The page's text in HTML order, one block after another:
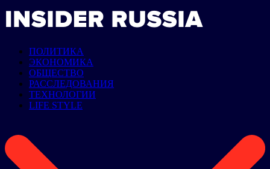
ПОЛИТИКА
ЭКОНОМИКА
ОБЩЕСТВО
РАССЛЕДОВАНИЯ
ТЕХНОЛОГИИ
LIFE STYLE